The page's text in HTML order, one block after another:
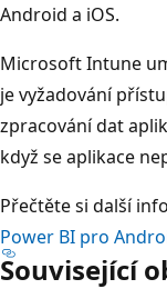
Android a iOS.
Microsoft Intune
je vyžadování
zpracování dat
když se aplikace
Přečtěte si další
Power BI pro
Související